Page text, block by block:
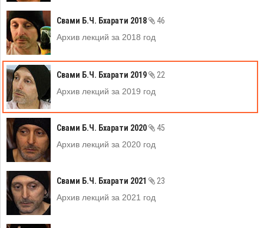
Свами Б.Ч. Бхарати 2018
46
Архив лекций за 2018 год
Свами Б.Ч. Бхарати 2019
22
Архив лекций за 2019 год
Свами Б.Ч. Бхарати 2020
45
Архив лекций за 2020 год
Свами Б.Ч. Бхарати 2021
23
Архив лекций за 2021 год